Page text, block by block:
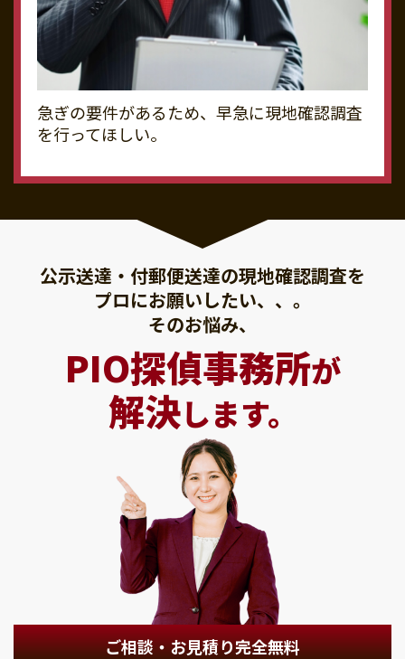
急ぎの要件があるため、早急に現地確認調査
を行ってほしい。
公示送達・付郵便送達の現地確認調査を
プロにお願いしたい、、。
そのお悩み、
PIO探偵事務所が
解決します。
ご相談・お見積り完全無料